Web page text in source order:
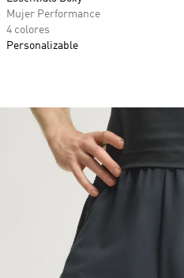
Mujer Performance
4 colores
Personalizable